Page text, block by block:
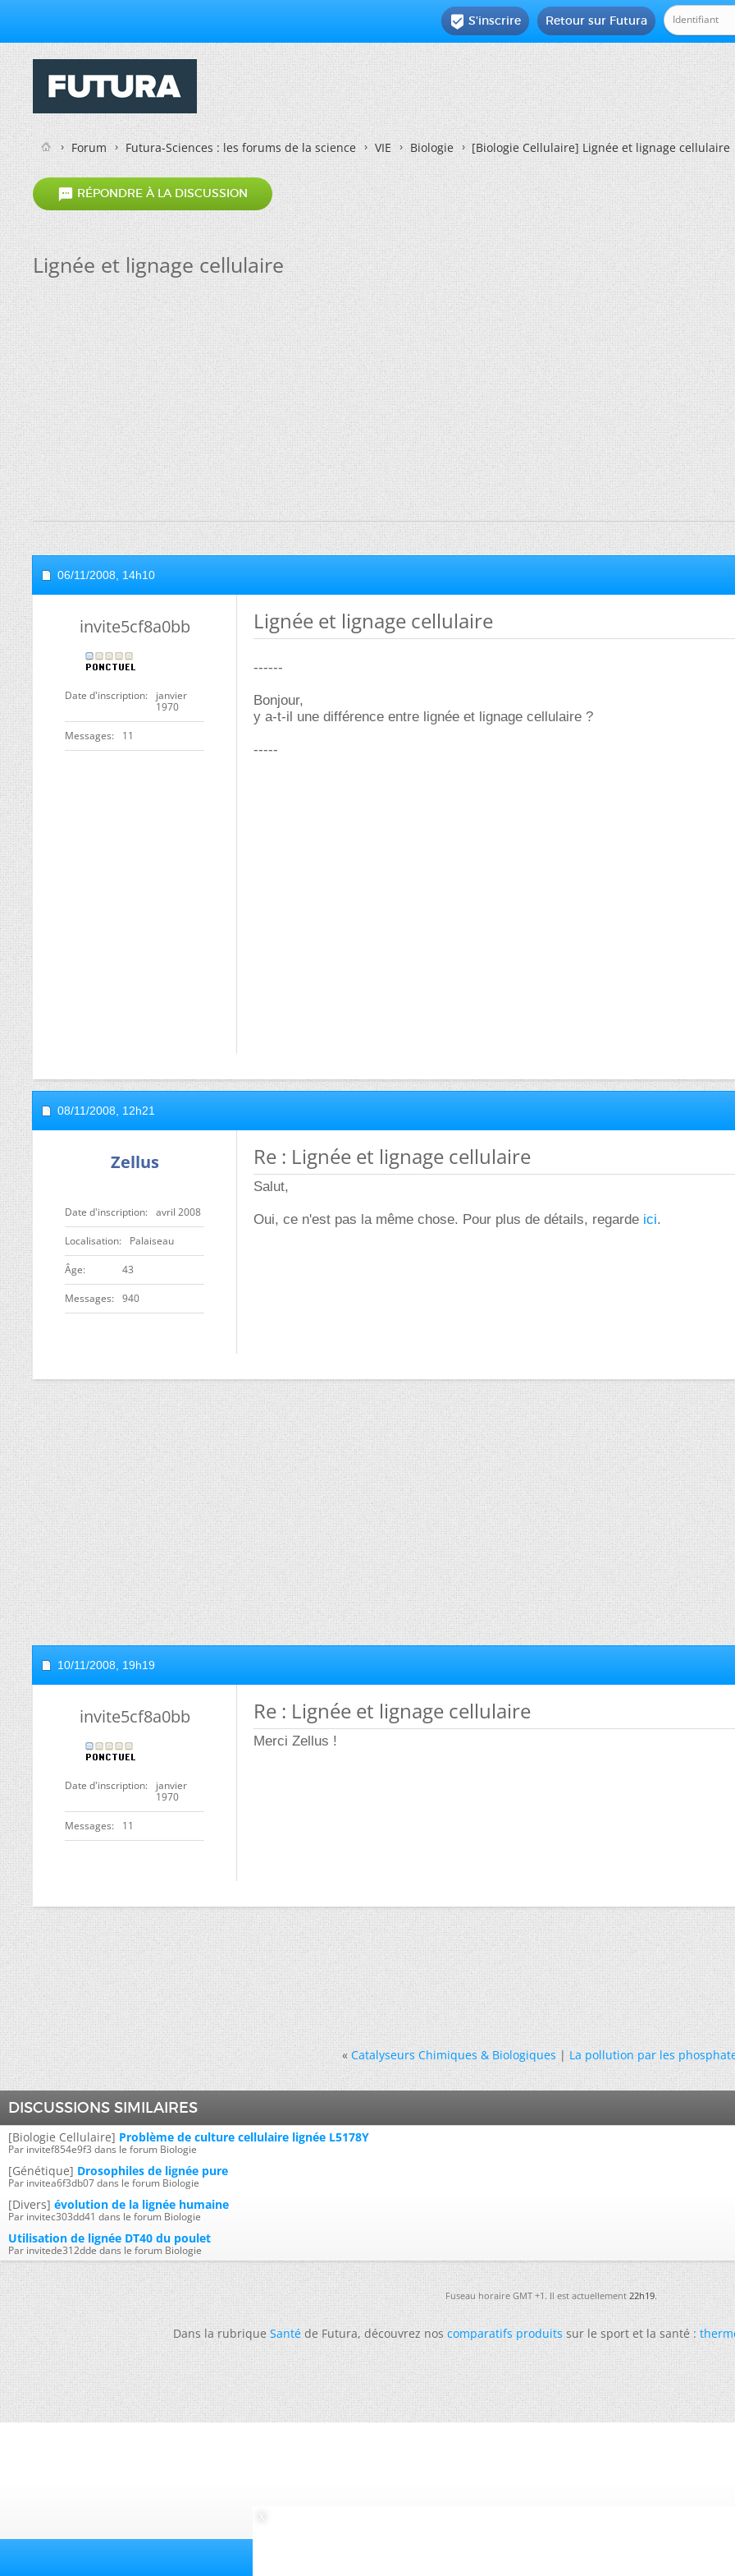
Retour sur Futura
 S'inscrire
Forum Futura-Sciences : les forums de la science VIE Biologie [Biologie Cellulaire]Lignée et lignage cellulaire
 RÉPONDRE À LA DISCUSSION
Lignée et lignage cellulaire
06/11/2008, 14h10
invite5cf8a0bb
Date d'inscription
janvier
1970
Messages 11
Lignée et lignage cellulaire
------
Bonjour,
y a-t-il une différence entre lignée et lignage cellulaire ?
-----
08/11/2008, 12h21
Zellus
Date d'inscription avril 2008
Localisation Palaiseau
ge 43
Messages 940
Re : Lignée et lignage cellulaire
Salut,
Oui, ce n'est pas la même chose. Pour plus de détails, regarde ici.
10/11/2008, 19h19
invite5cf8a0bb
Date d'inscription
janvier
1970
Messages 11
Re : Lignée et lignage cellulaire
Merci Zellus !
« Catalyseurs Chimiques & Biologiques|La pollution par les
DISCUSSIONS SIMILAIRES
[Biologie Cellulaire] Problème de culture cellulaire lignée L5178Y
Par invitef854e9f3 dans le forum Biologie
[Génétique] Drosophiles de lignée pure
Par invitea6f3db07 dans le forum Biologie
[Divers] évolution de la lignée humaine
Par invitec303dd41 dans le forum Biologie
Utilisation de lignée DT40 du poulet
Par invitede312dde dans le forum Biologie
Fuseau horaire GMT +1. Il est actuellement22h19.
Dans la rubriqueSantéde Futura, découvrez noscomparatifs produitssur le sport et la santé :